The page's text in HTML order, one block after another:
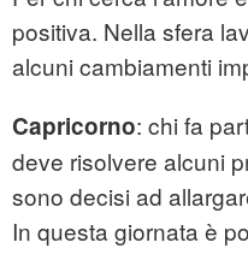
positiva. Nella sfera
alcuni cambiamenti
Capricorno: chi fa
deve risolvere alcuni
sono decisi ad
In questa giornata è